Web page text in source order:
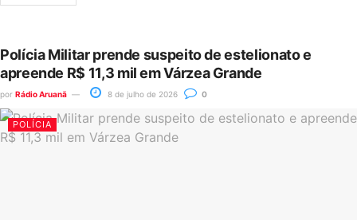
Polícia Militar prende suspeito de estelionato e
apreende R$ 11,3 mil em Várzea Grande
por Rádio Aruanã 8 de julho de 2026 0
POLÍCIA